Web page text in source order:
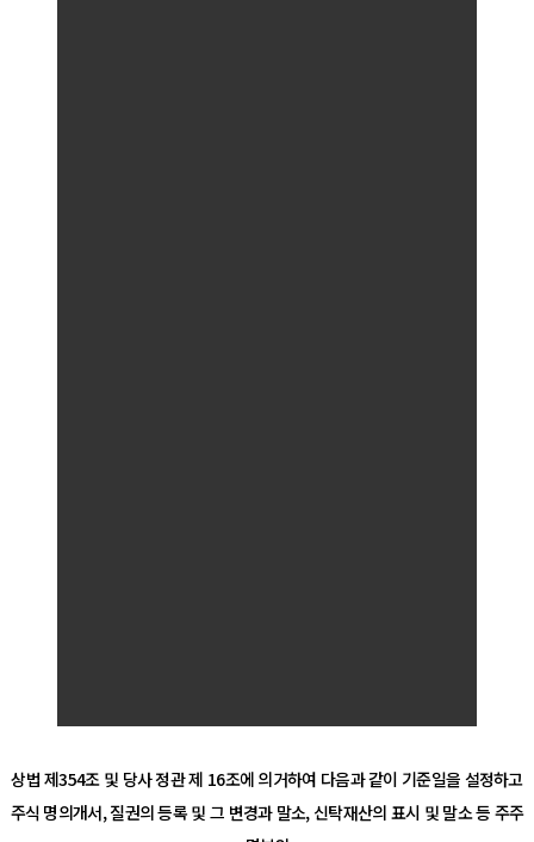
상법 제354조 및 당사 정관 제 16조에 의거하여 다음과 같이 기준일을 설정하고
주식 명의개서, 질권의 등록 및 그 변경과 말소, 신탁재산의 표시 및 말소 등 주주